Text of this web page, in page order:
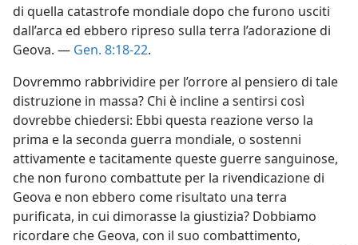
di quella catastrofe mondiale dopo che furono usciti
dall’arca ed ebbero ripreso sulla terra l’adorazione di
Geova. — Gen. 8:18-22.
Dovremmo rabbrividire per l’orrore al pensiero di tale
distruzione in massa? Chi è incline a sentirsi così
dovrebbe chiedersi: Ebbi questa reazione verso la
prima e la seconda guerra mondiale, o sostenni
attivamente e tacitamente queste guerre sanguinose,
che non furono combattute per la rivendicazione di
Geova e non ebbero come risultato una terra
purificata, in cui dimorasse la giustizia? Dobbiamo
ricordare che Geova, con il suo combattimento,